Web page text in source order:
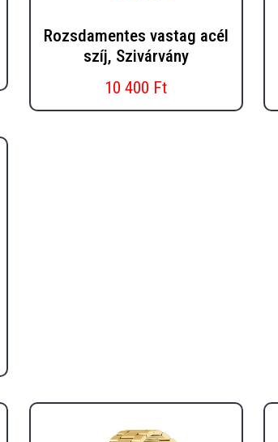
Rozsdamentes vastag acél
szíj, Szivárvány
10 400 Ft